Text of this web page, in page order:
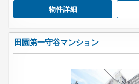
物件詳細
田園第一守谷マンション